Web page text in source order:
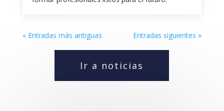
« Entradas más antiguas Entradas siguientes »
Ir a noticias